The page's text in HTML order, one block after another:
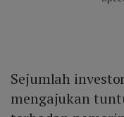
Sejumlah
mengajukan